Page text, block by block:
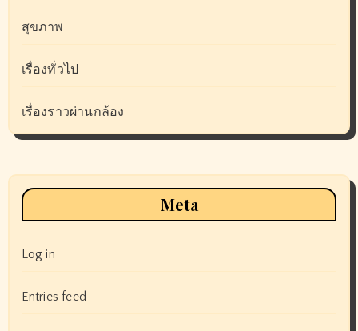
สุขภาพ
เรื่องทั่วไป
เรื่องราวผ่านกล้อง
Meta
Log in
Entries feed